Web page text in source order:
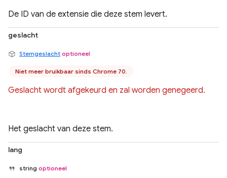
De ID van de extensie die deze stem levert.
geslacht
Stemgeslacht optioneel
Niet meer bruikbaar sinds Chrome 70.
Geslacht wordt afgekeurd en zal worden genegeerd.
Het geslacht van deze stem.
lang
string optioneel